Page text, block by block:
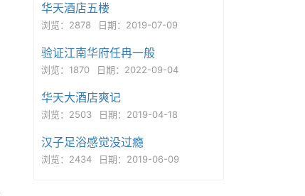
华天酒店五楼
浏览：2878 日期：2019-07-09
验证江南华府任冉一般
浏览：1870 日期：2022-09-04
华天大酒店爽记
浏览：2503 日期：2019-04-18
汉子足浴感觉没过瘾
浏览：2434 日期：2019-06-09